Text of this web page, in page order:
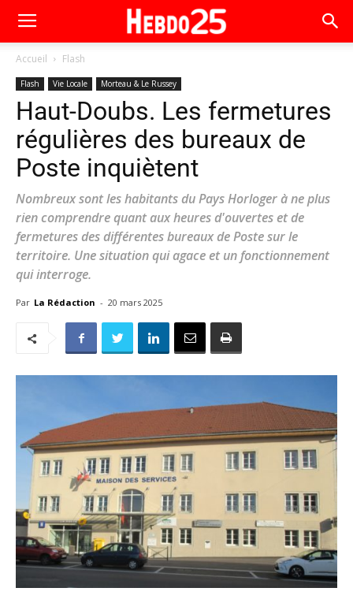
Accueil Flash
Flash Vie Locale Morteau & Le Russey
Haut-Doubs. Les fermetures
régulières des bureaux de
Poste inquiètent
Nombreux sont les habitants du Pays Horloger à ne plus
rien comprendre quant aux heures d'ouvertes et de
fermetures des différentes bureaux de Poste sur le
territoire. Une situation qui agace et un fonctionnement
qui interroge.
Par La Rédaction - 20 mars 2025